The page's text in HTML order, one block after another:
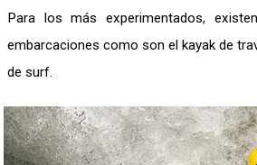
Para los más experimentados,
embarcaciones como son el kayak de
de surf.